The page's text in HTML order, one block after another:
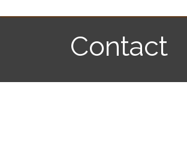
Contact